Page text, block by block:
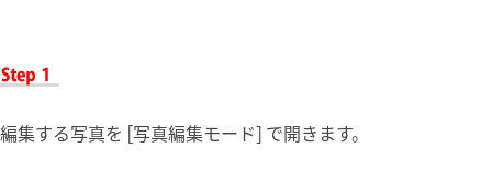
編集する写真を [写真編集モード] で開きます。